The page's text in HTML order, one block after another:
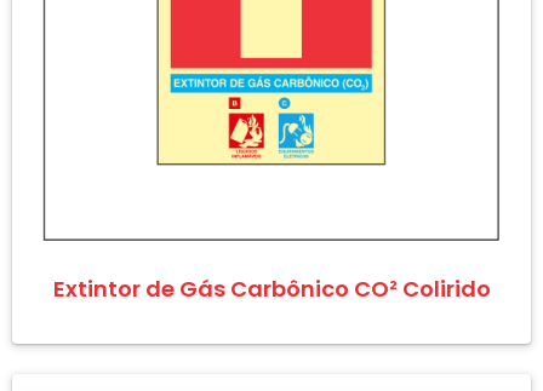
Extintor de Gás Carbônico CO² Colirido